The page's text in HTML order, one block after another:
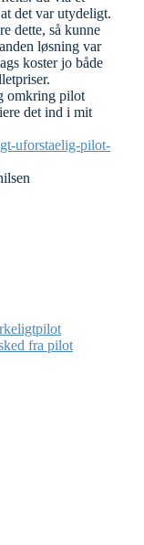
det var utydeligt.
dette, så kunne
løsning var
koster jo både
omkring pilot
det ind i mit
uforstaelig-pilot-
pilot
fra pilot